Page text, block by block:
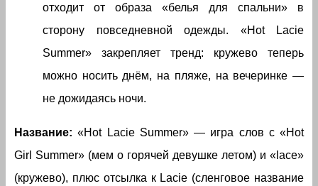
отходит от образа «белья для спальни» в
сторону повседневной одежды. «Hot Lacie
Summer» закрепляет тренд: кружево теперь
можно носить днём, на пляже, на вечеринке —
не дожидаясь ночи.
Название: «Hot Lacie Summer» — игра слов с «Hot
Girl Summer» (мем о горячей девушке летом) и «lace»
(кружево), плюс отсылка к Lacie (сленговое название